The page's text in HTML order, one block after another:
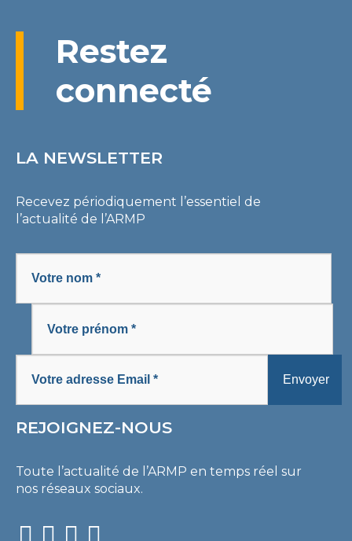
Restez
connecté
LA NEWSLETTER
Recevez périodiquement l’essentiel de
l’actualité de l’ARMP
REJOIGNEZ-NOUS
Toute l’actualité de l’ARMP en temps réel sur
nos réseaux sociaux.